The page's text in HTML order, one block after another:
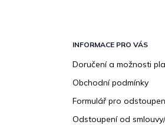
INFORMACE PRO VÁS
Doručení a možnosti
Obchodní podmínky
Formulář pro
Odstoupení od